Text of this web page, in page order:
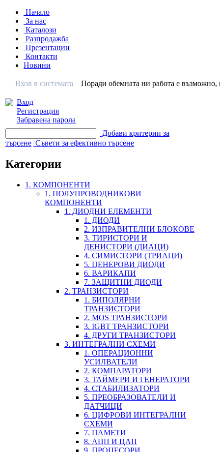
Начало
За нас
Каталози
Разпродажба
Презентации
Контакти
Новини
Вхов в системата
Вход
Регистрация
Забравена парола
Поради обемната ни работа е
Добави критерии за
търсене Съвети за ефективно търсене
Категории
1. КОМПОНЕНТИ
1. ПОЛУПРОВОДНИКОВИ
КОМПОНЕНТИ
1. ДИОДНИ ЕЛЕМЕНТИ
1. ДИОДИ
2. ИЗПРАВИТЕЛНИ БЛОКОВЕ
3. ТИРИСТОРИ И
ДЕНИСТОРИ (ДИАЦИ)
4. СИМИСТОРИ (ТРИАЦИ)
5. ЦЕНЕРОВИ ДИОДИ
6. ВАРИКАПИ
7. ЗАЩИТНИ ДИОДИ
2. ТРАНЗИСТОРИ
1. БИПОЛЯРНИ
ТРАНЗИСТОРИ
2. MOS ТРАНЗИСТОРИ
3. IGBT ТРАНЗИСТОРИ
4. ДРУГИ ТРАНЗИСТОРИ
3. ИНТЕГРАЛНИ СХЕМИ
1. ОПЕРАЦИОННИ
УСИЛВАТЕЛИ
2. КОМПАРАТОРИ
3. ТАЙМЕРИ И ГЕНЕРАТОРИ
4. СТАБИЛИЗАТОРИ
5. ПРЕОБРАЗОВАТЕЛИ И
ДАТЧИЦИ
6. ЦИФРОВИ ИНТЕГРАЛНИ
СХЕМИ
7. ПАМЕТИ
8. АЦП И ЦАП
9. ПРОЦЕСОРИ